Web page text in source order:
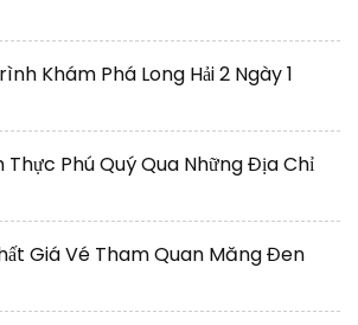
Khám Phá Long Hải 2 Ngày 1
Thực Phú Quý Qua Những Địa Chỉ
Giá Vé Tham Quan Măng Đen